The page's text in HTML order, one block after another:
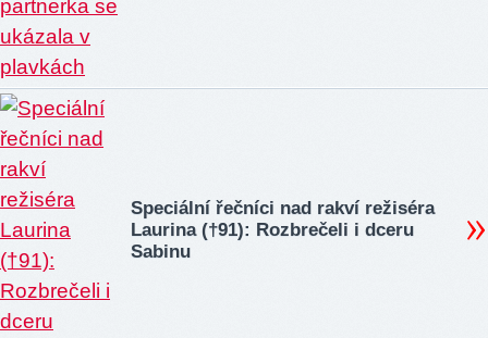
Speciální řečníci nad rakví režiséra
Laurina (†91): Rozbrečeli i dceru
Sabinu